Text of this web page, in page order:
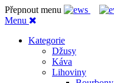
Přepnout menu
Menu
Kategorie
Džusy
Káva
Lihoviny